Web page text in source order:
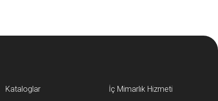
Kataloglar
İç Mimarlık Hizmeti